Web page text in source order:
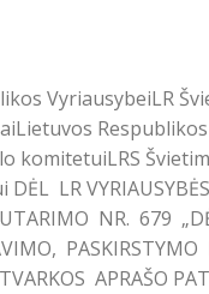
VyriausybeiLR
Respublikos
komitetuiLRS
LR
NR. 679
PASKIRSTYMO
APRAŠO